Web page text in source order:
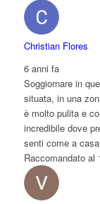
Christian Flores
6 anni fa
Soggiornare in
situata, in una
è molto pulita e
incredibile dove
senti come a
Raccomandato al